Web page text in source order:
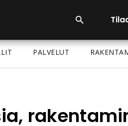
PALVELUT